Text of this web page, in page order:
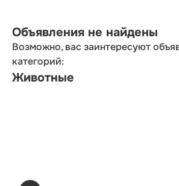
Объявления не найдены
Возможно, вас заинтересуют
категорий:
Животные